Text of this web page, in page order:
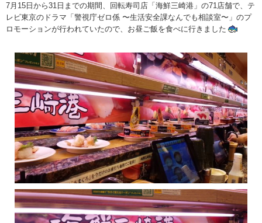
7月15日から31日までの期間、回転寿司店「海鮮三崎港」の71店舗で、テ
レビ東京のドラマ「警視庁ゼロ係 〜生活安全課なんでも相談室〜」のプ
ロモーションが行われていたので、お昼ご飯を食べに行きました